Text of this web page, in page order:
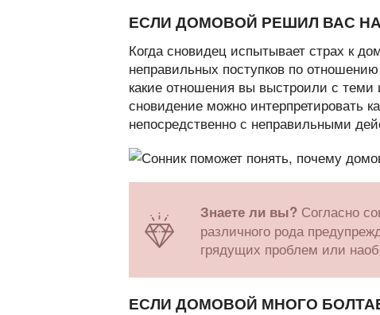
ЕСЛИ ДОМОВОЙ РЕШИЛ ВАС
Когда сновидец испытывает страх к
неправильных поступков по
какие отношения вы выстроили с
сновидение можно интерпретировать
непосредственно с неправильными
Знаете ли вы? Согласно
различного рода
грядущих проблем или
ЕСЛИ ДОМОВОЙ МНОГО